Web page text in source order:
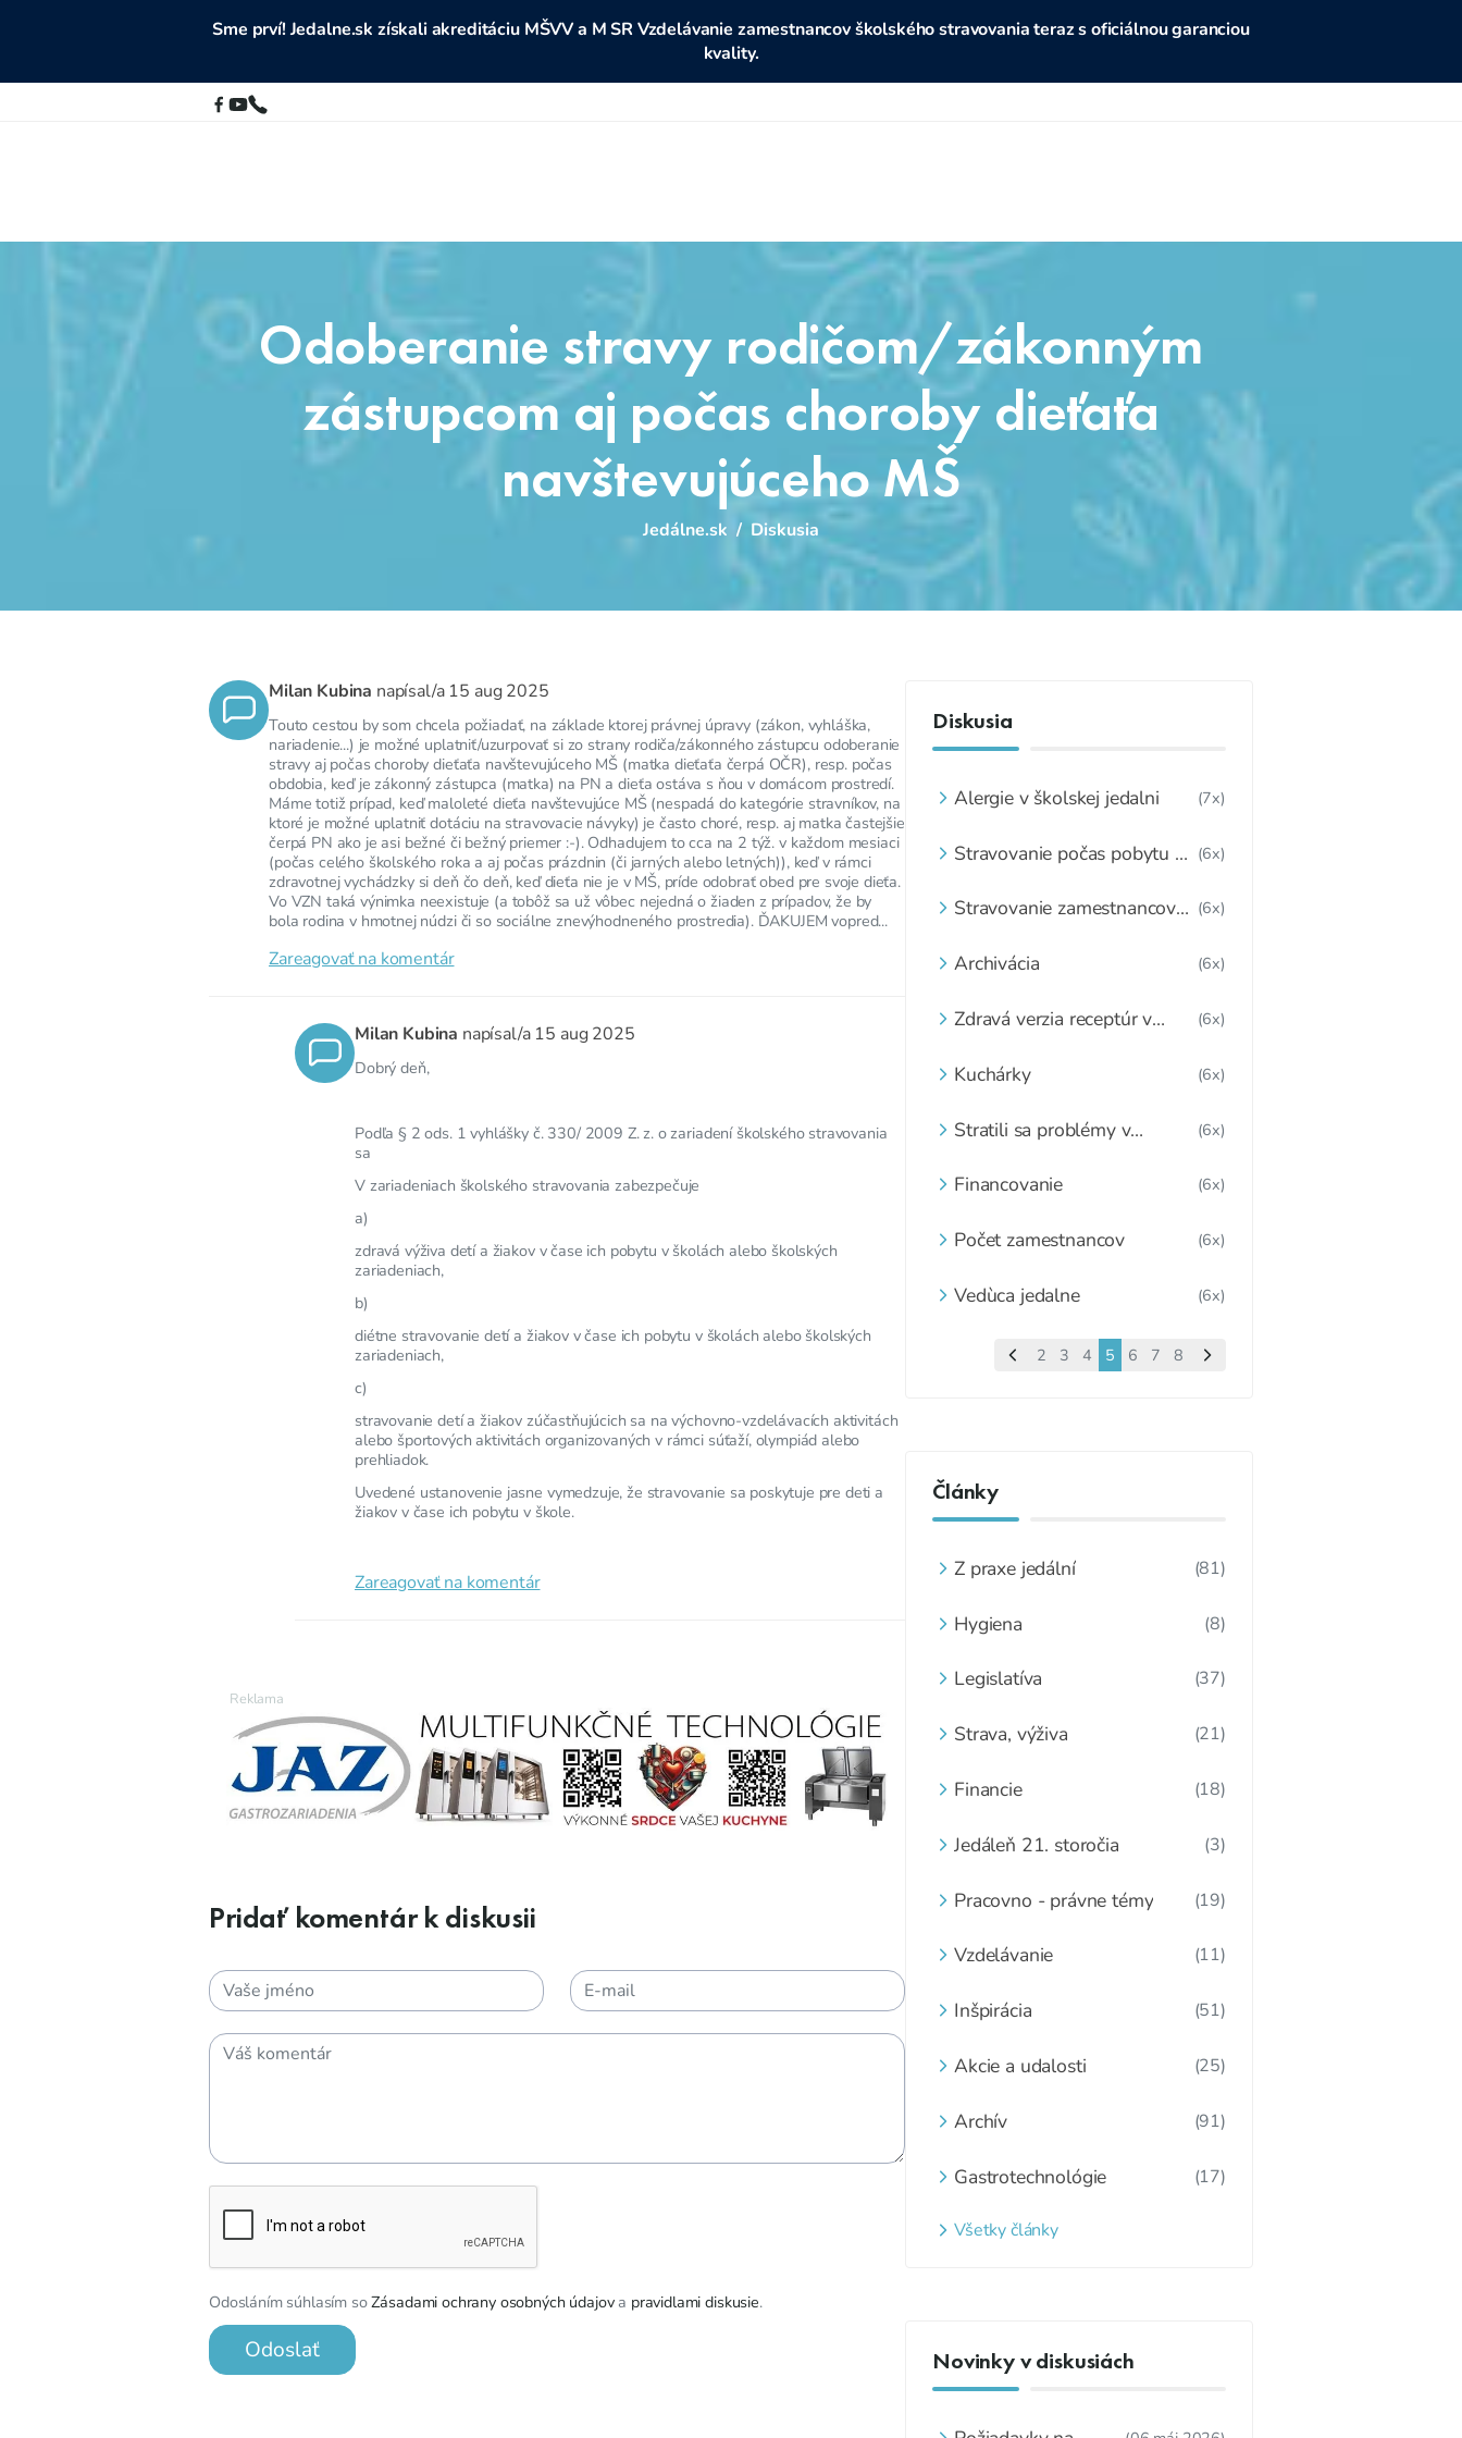
Sme prví! Jedalne.sk získali akreditáciu MŠVV a M SR Vzdelávanie zamestnancov školského stravovania teraz s oficiálnou garanciou
kvality.
Odoberanie stravy rodičom/zákonným
zástupcom aj počas choroby dieťaťa
navštevujúceho MŠ
Jedálne.sk / Diskusia
Milan Kubina napísal/a 15 aug 2025
Touto cestou by som chcela požiadať, na základe ktorej právnej úpravy (zákon, vyhláška,
nariadenie...) je možné uplatniť/uzurpovať si zo strany rodiča/zákonného zástupcu odoberanie
stravy aj počas choroby dieťaťa navštevujúceho MŠ (matka dieťaťa čerpá OČR), resp. počas
obdobia, keď je zákonný zástupca (matka) na PN a dieťa ostáva s ňou v domácom prostredí.
Máme totiž prípad, keď maloleté dieťa navštevujúce MŠ (nespadá do kategórie stravníkov, na
ktoré je možné uplatniť dotáciu na stravovacie návyky) je často choré, resp. aj matka častejšie
čerpá PN ako je asi bežné či bežný priemer :-). Odhadujem to cca na 2 týž. v každom mesiaci
(počas celého školského roka a aj počas prázdnin (či jarných alebo letných)), keď v rámci
zdravotnej vychádzky si deň čo deň, keď dieťa nie je v MŠ, príde odobrať obed pre svoje dieťa.
Vo VZN taká výnimka neexistuje (a tobôž sa už vôbec nejedná o žiaden z prípadov, že by
bola rodina v hmotnej núdzi či so sociálne znevýhodneného prostredia). ĎAKUJEM vopred...
Zareagovať na komentár
Milan Kubina napísal/a 15 aug 2025
Dobrý deň,
Podľa § 2 ods. 1 vyhlášky č. 330/ 2009 Z. z. o zariadení školského stravovania
sa
V zariadeniach školského stravovania zabezpečuje
a)
zdravá výživa detí a žiakov v čase ich pobytu v školách alebo školských
zariadeniach,
b)
diétne stravovanie detí a žiakov v čase ich pobytu v školách alebo školských
zariadeniach,
c)
stravovanie detí a žiakov zúčastňujúcich sa na výchovno-vzdelávacích aktivitách
alebo športových aktivitách organizovaných v rámci súťaží, olympiád alebo
prehliadok.
Uvedené ustanovenie jasne vymedzuje, že stravovanie sa poskytuje pre deti a
žiakov v čase ich pobytu v škole.
Zareagovať na komentár
Pridať komentár k diskusii
Odosláním súhlasím soZásadami ochrany osobných údajova pravidlami diskusie.
Odoslať
Diskusia
Alergie v školskej jedalni (7x)
Stravovanie počas pobytu na (6x)
Stravovanie zamestnancov
(6x)
Archivácia (6x)
Zdravá verzia receptúr v
taktovkou občianskeho
združenia
(6x)
Kuchárky (6x)
Stratili sa problémy v
(6x)
Financovanie (6x)
Počet zamestnancov (6x)
Vedùca jedalne (6x)
2 3 4 5 6 7 8
Články
Z praxe jedální (81)
Hygiena (8)
Legislatíva (37)
Strava, výživa (21)
Financie (18)
Jedáleň 21. storočia (3)
Pracovno - právne témy (19)
Vzdelávanie (11)
Inšpirácia (51)
Akcie a udalosti (25)
Archív (91)
Gastrotechnológie (17)
Všetky články
Novinky v diskusiách